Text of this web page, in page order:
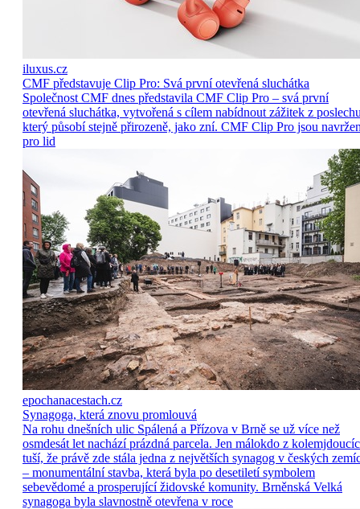
iluxus.cz
CMF představuje Clip Pro: Svá první otevřená sluchátka
Společnost CMF dnes představila CMF Clip Pro – svá první
otevřená sluchátka, vytvořená s cílem nabídnout zážitek z
který působí stejně přirozeně, jako zní. CMF Clip Pro jsou
pro lid
epochanacestach.cz
Synagoga, která znovu promlouvá
Na rohu dnešních ulic Spálená a Přízova v Brně se už více než
osmdesát let nachází prázdná parcela. Jen málokdo z
tuší, že právě zde stála jedna z největších synagog v českých
– monumentální stavba, která byla po desetiletí symbolem
sebevědomé a prosperující židovské komunity. Brněnská Velká
synagoga byla slavnostně otevřena v roce